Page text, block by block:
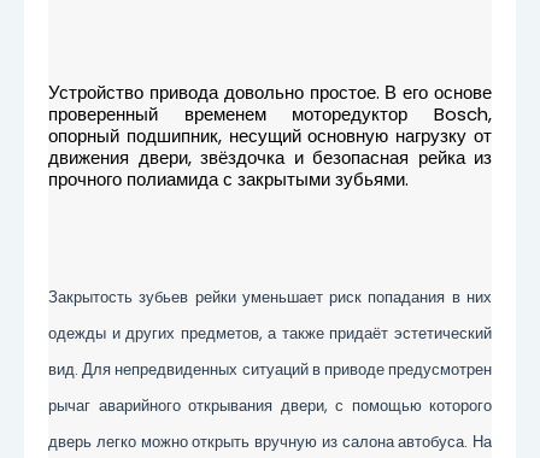
Устройство привода довольно простое. В его основе
проверенный временем моторедуктор Bosch,
опорный подшипник, несущий основную нагрузку от
движения двери, звёздочка и безопасная рейка из
прочного полиамида с закрытыми зубьями.
Закрытость зубьев рейки уменьшает риск попадания в них
одежды и других предметов, а также придаёт эстетический
вид. Для непредвиденных ситуаций в приводе предусмотрен
рычаг аварийного открывания двери, с помощью которого
дверь легко можно открыть вручную из салона автобуса. На